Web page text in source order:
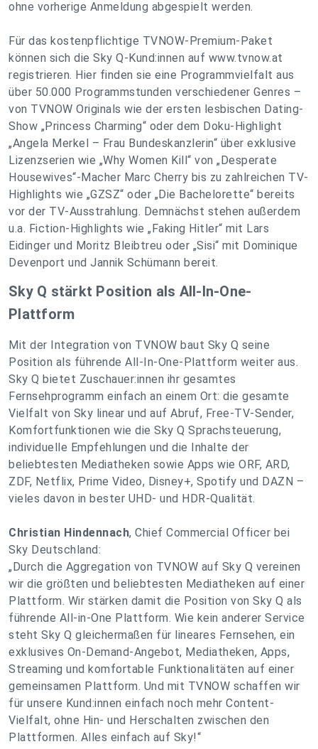
ohne vorherige Anmeldung abgespielt werden.
Für das kostenpflichtige TVNOW-Premium-Paket
können sich die Sky Q-Kund:innen auf www.tvnow.at
registrieren. Hier finden sie eine Programmvielfalt aus
über 50.000 Programmstunden verschiedener Genres –
von TVNOW Originals wie der ersten lesbischen Dating-
Show „Princess Charming“ oder dem Doku-Highlight
„Angela Merkel – Frau Bundeskanzlerin“ über exklusive
Lizenzserien wie „Why Women Kill“ von „Desperate
Housewives“-Macher Marc Cherry bis zu zahlreichen TV-
Highlights wie „GZSZ“ oder „Die Bachelorette“ bereits
vor der TV-Ausstrahlung. Demnächst stehen außerdem
u.a. Fiction-Highlights wie „Faking Hitler“ mit Lars
Eidinger und Moritz Bleibtreu oder „Sisi“ mit Dominique
Devenport und Jannik Schümann bereit.
Sky Q stärkt Position als All-In-One-
Plattform
Mit der Integration von TVNOW baut Sky Q seine
Position als führende All-In-One-Plattform weiter aus.
Sky Q bietet Zuschauer:innen ihr gesamtes
Fernsehprogramm einfach an einem Ort: die gesamte
Vielfalt von Sky linear und auf Abruf, Free-TV-Sender,
Komfortfunktionen wie die Sky Q Sprachsteuerung,
individuelle Empfehlungen und die Inhalte der
beliebtesten Mediatheken sowie Apps wie ORF, ARD,
ZDF, Netflix, Prime Video, Disney+, Spotify und DAZN –
vieles davon in bester UHD- und HDR-Qualität.
Christian Hindennach, Chief Commercial Officer bei
Sky Deutschland:
„Durch die Aggregation von TVNOW auf Sky Q vereinen
wir die größten und beliebtesten Mediatheken auf einer
Plattform. Wir stärken damit die Position von Sky Q als
führende All-in-One Plattform. Wie kein anderer Service
steht Sky Q gleichermaßen für lineares Fernsehen, ein
exklusives On-Demand-Angebot, Mediatheken, Apps,
Streaming und komfortable Funktionalitäten auf einer
gemeinsamen Plattform. Und mit TVNOW schaffen wir
für unsere Kund:innen einfach noch mehr Content-
Vielfalt, ohne Hin- und Herschalten zwischen den
Plattformen. Alles einfach auf Sky!“